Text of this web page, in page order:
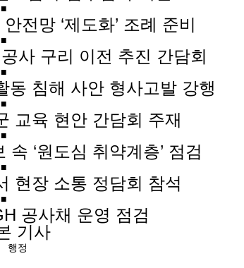
■
전망 ‘제도화’ 조례 준비
■
사 구리 이전 추진 간담회
■
동 침해 사안 형사고발 강행
■
교육 현안 간담회 주재
■
‘원도심 취약계층’ 점검
■
현장 소통 정담회 참석
■
공사채 운영 점검
기사
행정